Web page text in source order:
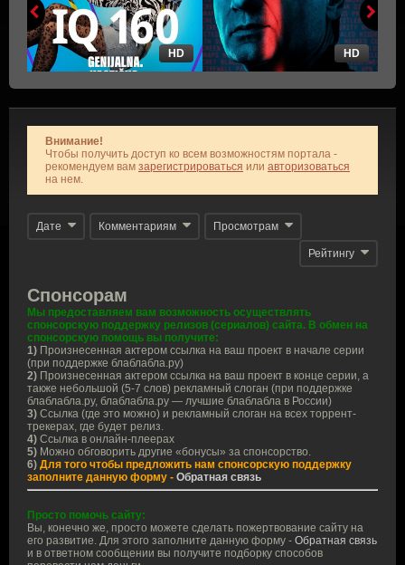
HD HD
Внимание!
Чтобы получить доступ ко всем возможностям портала -
рекомендуем вам зарегистрироваться или авторизоваться
на нем.
Дате Комментариям Просмотрам
Рейтингу
Спонсорам
Мы предоставляем вам возможность осуществлять
спонсорскую поддержку релизов (сериалов) сайта. В обмен на
спонсорскую помощь вы получите:
1) Произнесенная актером ссылка на ваш проект в начале серии
(при поддержке блаблабла.ру)
2) Произнесенная актером ссылка на ваш проект в конце серии, а
также небольшой (5-7 слов) рекламный слоган (при поддержке
блаблабла.ру, блаблабла.ру — лучшие блаблабла в России)
3) Ссылка (где это можно) и рекламный слоган на всех торрент-
трекерах, где будет релиз.
4) Ссылка в онлайн-плеерах
5) Можно обговорить другие «бонусы» за спонсорство.
6) Для того чтобы предложить нам спонсорскую поддержку
заполните данную форму - Обратная связь
Просто помочь сайту:
Вы, конечно же, просто можете сделать пожертвование сайту на
его развитие. Для этого заполните данную форму - Обратная связь
и в ответном сообщении вы получите подборку способов